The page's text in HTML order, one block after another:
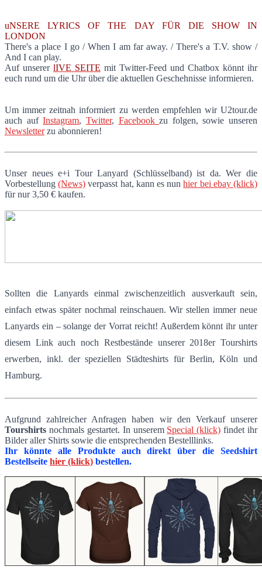
uNSERE LYRICS OF THE DAY FÜR DIE SHOW IN
LONDON
There's a place I go / When I am far away. / There's a T.V. show /
And I can play.
Auf unserer lIVE SEITE mit Twitter-Feed und Chatbox könnt ihr
euch rund um die Uhr über die aktuellen Geschehnisse informieren.
Um immer zeitnah informiert zu werden empfehlen wir U2tour.de
auch aufInstagram, Twitter, Facebookzu folgen, sowie unseren
Newsletterzu abonnieren!
Unser neues e+i Tour Lanyard (Schlüsselband) ist da. Wer die
Vorbestellung(News) verpasst hat, kann es nunhier bei ebay (klick)
für nur 3,50 € kaufen.
Sollten die Lanyards einmal zwischenzeitlich ausverkauft sein,
einfach etwas später nochmal reinschauen. Wir stellen immer neue
Lanyards ein – solange der Vorrat reicht! Außerdem könnt ihr unter
diesem Link auch noch Restbestände unserer 2018er Tourshirts
erwerben, inkl. der speziellen Städteshirts für Berlin, Köln und
Hamburg.
Aufgrund zahlreicher Anfragen haben wir den Verkauf unserer
Tourshirts nochmals gestartet. In unserem Special (klick) findet ihr
Bilder aller Shirts sowie die entsprechenden Bestelllinks.
Ihr könnte alle Produkte auch direkt über die Seedshirt
Bestellseite hier (klick) bestellen.